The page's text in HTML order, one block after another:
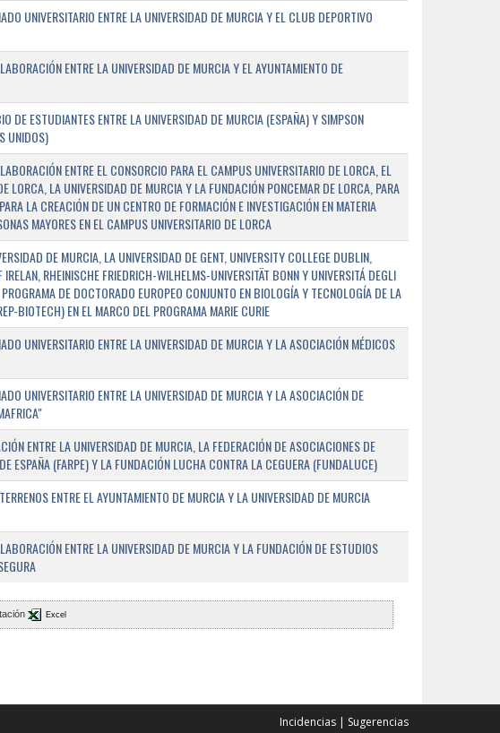
UNIVERSITARIO ENTRE LA UNIVERSIDAD DE MURCIA Y EL CLUB DEPORTIVO
ENTRE LA UNIVERSIDAD DE MURCIA Y EL AYUNTAMIENTO DE
DE ESTUDIANTES ENTRE LA UNIVERSIDAD DE MURCIA (ESPAÑA) Y SIMPSON
UNIDOS)
ENTRE EL CONSORCIO PARA EL CAMPUS UNIVERSITARIO DE LORCA, EL
LORCA, LA UNIVERSIDAD DE MURCIA Y LA FUNDACIÓN PONCEMAR DE LORCA, PARA
LA CREACIÓN DE UN CENTRO DE FORMACIÓN E INVESTIGACIÓN EN MATERIA
MAYORES EN EL CAMPUS UNIVERSITARIO DE LORCA
DE MURCIA, LA UNIVERSIDAD DE GENT, UNIVERSITY COLLEGE DUBLIN,
RHEINISCHE FRIEDRICH-WILHELMS-UNIVERSITÄT BONN Y UNIVERSITÁ DEGLI
DE DOCTORADO EUROPEO CONJUNTO EN BIOLOGÍA Y TECNOLOGÍA DE LA
BIOTECH) EN EL MARCO DEL PROGRAMA MARIE CURIE
UNIVERSITARIO ENTRE LA UNIVERSIDAD DE MURCIA Y LA ASOCIACIÓN MÉDICOS
UNIVERSITARIO ENTRE LA UNIVERSIDAD DE MURCIA Y LA ASOCIACIÓN DE
ENTRE LA UNIVERSIDAD DE MURCIA, LA FEDERACIÓN DE ASOCIACIONES DE
ESPAÑA (FARPE) Y LA FUNDACIÓN LUCHA CONTRA LA CEGUERA (FUNDALUCE)
ENTRE EL AYUNTAMIENTO DE MURCIA Y LA UNIVERSIDAD DE MURCIA
ENTRE LA UNIVERSIDAD DE MURCIA Y LA FUNDACIÓN DE ESTUDIOS
Excel
Incidencias Sugerencias